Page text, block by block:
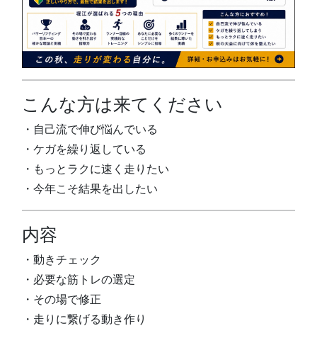
こんな方は来てください
・自己流で伸び悩んでいる
・ケガを繰り返している
・もっとラクに速く走りたい
・今年こそ結果を出したい
内容
・動きチェック
・必要な筋トレの選定
・その場で修正
・走りに繋げる動き作り